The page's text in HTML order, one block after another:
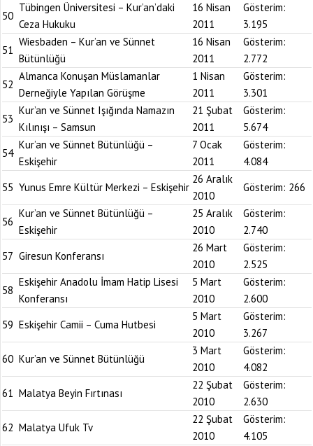
50
Tübingen Üniversitesi – Kur’an’daki
Ceza Hukuku
16 Nisan
2011
Gösterim:
3.195
51
Wiesbaden – Kur’an ve Sünnet
Bütünlüğü
16 Nisan
2011
Gösterim:
2.772
52
Almanca Konuşan Müslamanlar
Derneğiyle Yapılan Görüşme
1 Nisan
2011
Gösterim:
3.301
53
Kur’an ve Sünnet Işığında Namazın
Kılınışı – Samsun
21 Şubat
2011
Gösterim:
5.674
54
Kur’an ve Sünnet Bütünlüğü –
Eskişehir
7 Ocak
2011
Gösterim:
4.084
55 Yunus Emre Kültür Merkezi – Eskişehir
26 Aralık
2010
Gösterim: 266
56
Kur’an ve Sünnet Bütünlüğü –
Eskişehir
25 Aralık
2010
Gösterim:
2.740
57 Giresun Konferansı
26 Mart
2010
Gösterim:
2.525
58
Eskişehir Anadolu İmam Hatip Lisesi
Konferansı
5 Mart
2010
Gösterim:
2.600
59 Eskişehir Camii – Cuma Hutbesi
5 Mart
2010
Gösterim:
3.267
60 Kur’an ve Sünnet Bütünlüğü
3 Mart
2010
Gösterim:
4.082
61 Malatya Beyin Fırtınası
22 Şubat
2010
Gösterim:
2.630
62 Malatya Ufuk Tv
22 Şubat
2010
Gösterim:
4.105